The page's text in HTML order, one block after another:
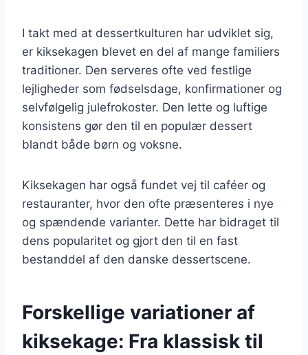
I takt med at dessertkulturen har udviklet sig,
er kiksekagen blevet en del af mange familiers
traditioner. Den serveres ofte ved festlige
lejligheder som fødselsdage, konfirmationer og
selvfølgelig julefrokoster. Den lette og luftige
konsistens gør den til en populær dessert
blandt både børn og voksne.
Kiksekagen har også fundet vej til caféer og
restauranter, hvor den ofte præsenteres i nye
og spændende varianter. Dette har bidraget til
dens popularitet og gjort den til en fast
bestanddel af den danske dessertscene.
Forskellige variationer af
kiksekage: Fra klassisk til